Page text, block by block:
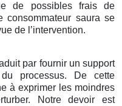
de possibles frais de
consommateur saura se
de l’intervention.
par fournir un support
processus. De cette
à exprimer les moindres
Notre devoir est